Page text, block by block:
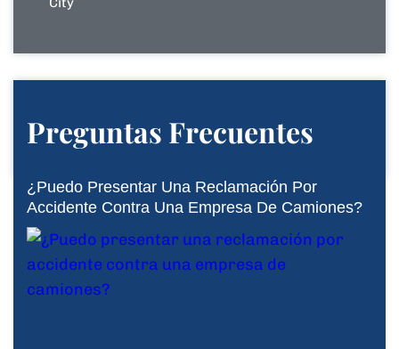
Preguntas Frecuentes
¿Puedo Presentar Una Reclamación Por
Accidente Contra Una Empresa De Camiones?